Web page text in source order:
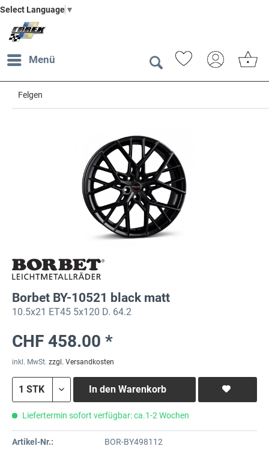
Select Language ▼
Menü
Felgen
Borbet BY-10521 black matt
10.5x21 ET45 5x120 D. 64.2
CHF 458.00 *
inkl. MwSt. zzgl. Versandkosten
In den Warenkorb
Liefertermin sofort verfügbar: ca.1-2 Wochen
Artikel-Nr.: BOR-BY498112